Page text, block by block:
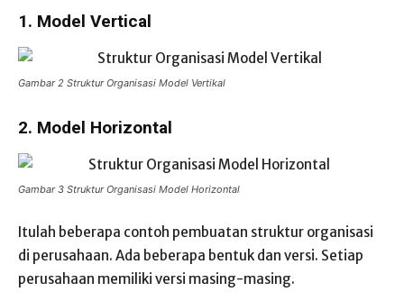
1. Model Vertical
Gambar 2 Struktur Organisasi Model Vertikal
2. Model Horizontal
Gambar 3 Struktur Organisasi Model Horizontal
Itulah beberapa contoh pembuatan struktur organisasi
di perusahaan. Ada beberapa bentuk dan versi. Setiap
perusahaan memiliki versi masing-masing.